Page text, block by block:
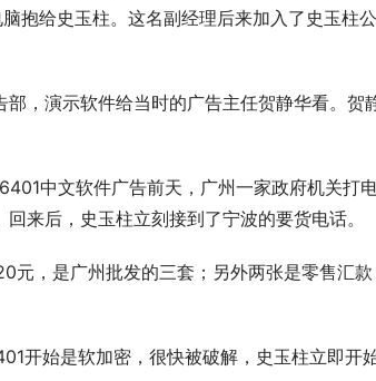
抱给史玉柱。这名副经理后来加入了史玉柱公
，演示软件给当时的广告主任贺静华看。贺
中文软件广告前天，广州一家政府机关打
来后，史玉柱立刻接到了宁波的要货电话。
，是广州批发的三套；另外两张是零售汇款
始是软加密，很快被破解，史玉柱立即开